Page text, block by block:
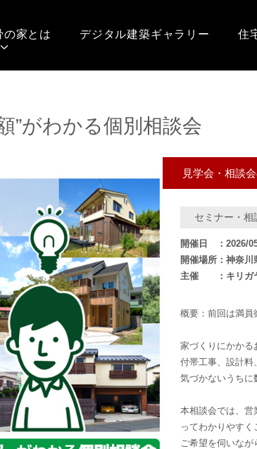
の家とは デジタル建築ギャラリー 住
”がわかる個別相談会
見学会・相談
セミナー・相
開催日 ：2026/
開催場所：神奈川
主催 ：キリガ
概要：前回は満員
家づくりにかかる
付帯工事、設計料
気づかないうちに
本相談会では、営
ってわかりやすく
ご希望を伺いなが